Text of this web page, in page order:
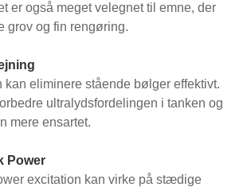
er også meget velegnet til emne, der
grov og fin rengøring.
kan eliminere stående bølger effektivt.
ultralydsfordelingen i tanken og
mere ensartet.
Power
excitation kan virke på stædige